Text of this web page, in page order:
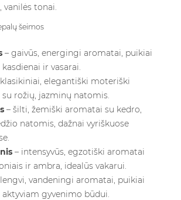
vanilės tonai.
šeimos
– gaivūs, energingi aromatai, puikiai
ir vasarai.
elegantiški moteriški
rožių, jazminų natomis.
– šilti, žemiški aromatai su kedro,
natomis, dažnai vyriškuose
– intensyvūs, egzotiški aromatai
ir ambra, idealūs vakarui.
vandeningi aromatai, puikiai
gyvenimo būdui.